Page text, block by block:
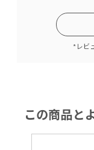
*レビ
この商品と